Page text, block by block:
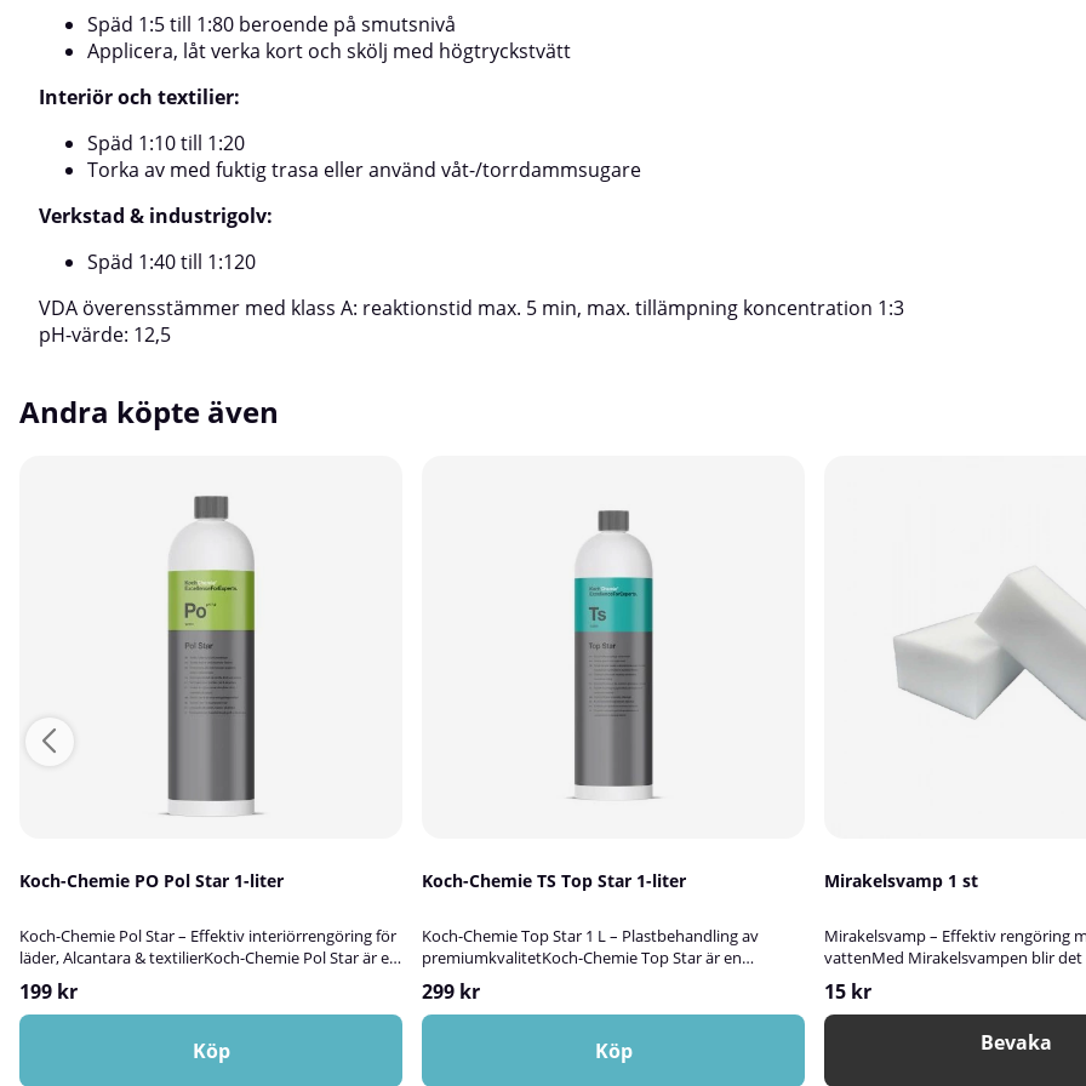
Späd 1:5 till 1:80 beroende på smutsnivå
Applicera, låt verka kort och skölj med högtryckstvätt
Interiör och textilier:
Späd 1:10 till 1:20
Torka av med fuktig trasa eller använd våt-/torrdammsugare
Verkstad & industrigolv:
Späd 1:40 till 1:120
VDA överensstämmer med klass A: reaktionstid max. 5 min, max. tillämpning koncentration 1:3
pH-värde: 12,5
Andra köpte även
Koch-Chemie PO Pol Star 1-liter
Koch-Chemie Pol Star – Effektiv interiörrengöring för
läder, Alcantara & textilierKoch-Chemie Pol Star är ett
neutralt, effektivt och skonsamt rengöringsmedel för
bilens interiör. Produkten är speciellt utvecklad för
att rengöra och skydda känsliga material som läder,
Alcantara och textilier, utan att lämna vattenmärken
eller påverka originalimpregneringen.Tack vare sina
199 kr
Köp
Koch-Chemie TS Top Star 1-liter
Koch-Chemie Top Star 1 L – Plastbehandling av
premiumkvalitetKoch-Chemie Top Star är en
premiumprodukt för bilens interiör, speciellt
framtagen för att rengöra, vårda och skydda plast-,
vinyl- och gummiytor. Produkten ger en naturlig
halvmatt finish och en långvarig skyddseffekt som
varar i upp till 3–6 månader.Tack vare sina
299 kr
Köp
Mirakelsvamp 1 st
Mirakelsvamp – Effektiv rengöring
vattenMed Mirakelsvampen blir
svåra fläckar utan att använda starka
rengöringsmedel. Svampen är
fungerar utmärkt även på ojämna
bort tuschmärken, skomärken, te-
15 kr
Bevaka